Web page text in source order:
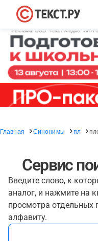
Главная Синонимы пл
Сервис
Введите слово, к
аналог, и нажмите на
просмотра отдельных
алфавиту.